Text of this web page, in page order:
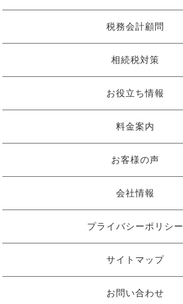
税務会計顧問
相続税対策
お役立ち情報
料金案内
お客様の声
会社情報
プライバシーポリシー
サイトマップ
お問い合わせ